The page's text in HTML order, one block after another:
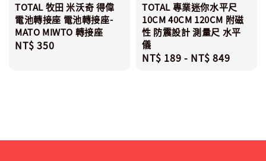
TOTAL 牧田 米沃奇 得偉
電池轉接座 電池轉接座-
MATO MIWTO 轉接座
Regular
NT$ 350
TOTAL 專業迷你水平尺
10CM 40CM 120CM 附磁
性 防震設計 測量尺 水平
儀
Regular
NT$ 189 - NT$ 849